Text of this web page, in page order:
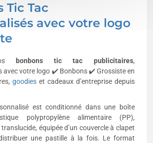
Tic Tac
avec votre logo
bonbons tic tac publicitaires,
avec votre logo ✔️ Bonbons ✔️ Grossiste en
goodies et cadeaux d’entreprise depuis
est conditionné dans une boîte
polypropylène alimentaire (PP),
équipée d’un couvercle à clapet
une pastille à la fois. Le format